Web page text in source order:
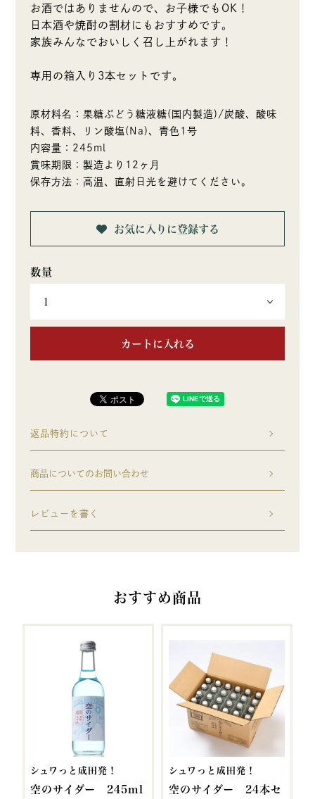
お酒ではありませんので、お子様でもOK！
日本酒や焼酎の割材にもおすすめです。
家族みんなでおいしく召し上がれます！
専用の箱入り3本セットです。
原材料名：果糖ぶどう糖液糖(国内製造)/炭酸、酸味
料、香料、リン酸塩(Na)、青色1号
内容量：245ml
賞味期限：製造より12ヶ月
保存方法：高温、直射日光を避けてください。
お気に入りに登録する
カートに入れる
返品特約について
商品についてのお問い合わせ
レビューを書く
おすすめ商品
シュワっと成田発！
空のサイダー 245ml
シュワっと成田発！
空のサイダー 24本セ